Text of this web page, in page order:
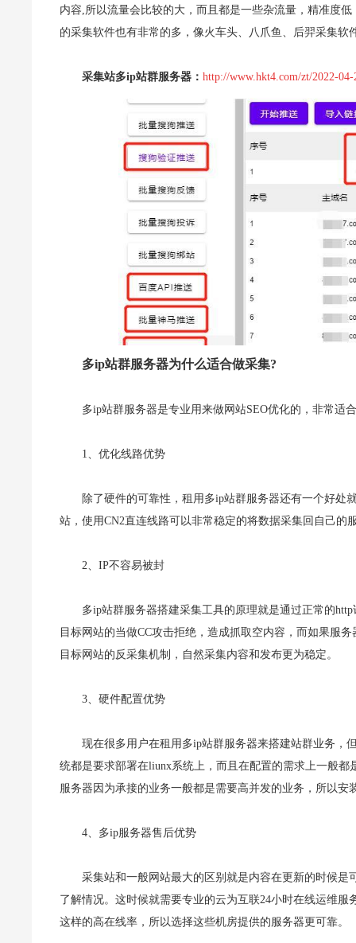
内容,所以流量会比较的大，而且都是一些杂流量，精准度
的采集软件也有非常的多，像火车头、八爪鱼、后羿采集软
采集站多ip站群服务器： http://www.hkt4.com/zt/2022-04-
多ip站群服务器为什么适合做采集?
多ip站群服务器是专业用来做网站SEO优化的，非常适
1、优化线路优势
除了硬件的可靠性，租用多ip站群服务器还有一个好处
站，使用CN2直连线路可以非常稳定的将数据采集回自己
2、IP不容易被封
多ip站群服务器搭建采集工具的原理就是通过正常的
目标网站的当做CC攻击拒绝，造成抓取空内容，而如果服
目标网站的反采集机制，自然采集内容和发布更为稳定。
3、硬件配置优势
现在很多用户在租用多ip站群服务器来搭建站群业务，
统都是要求部署在liunx系统上，而且在配置的需求上一般
服务器因为承接的业务一般都是需要高并发的业务，所以
4、多ip服务器售后优势
采集站和一般网站最大的区别就是内容在更新的时候
了解情况。这时候就需要专业的云为互联24小时在线运维
这样的高在线率，所以选择这些机房提供的服务器更可靠。